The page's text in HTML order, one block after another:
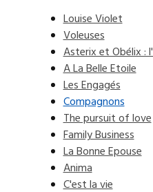
Louise Violet
Voleuses
Asterix et Obélix :
A La Belle Etoile
Les Engagés
Compagnons
The pursuit of love
Family Business
La Bonne Epouse
Anima
C'est la vie